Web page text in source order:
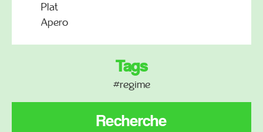
Plat
Apero
Tags
#regime
Recherche